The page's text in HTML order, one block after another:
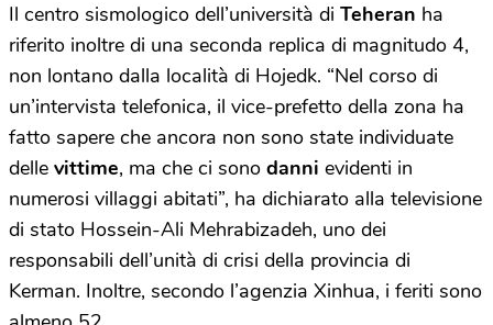
Il centro sismologico dell’università di Teheran ha
riferito inoltre di una seconda replica di magnitudo 4,
non lontano dalla località di Hojedk. “Nel corso di
un’intervista telefonica, il vice-prefetto della zona ha
fatto sapere che ancora non sono state individuate
delle vittime, ma che ci sono danni evidenti in
numerosi villaggi abitati”, ha dichiarato alla televisione
di stato Hossein-Ali Mehrabizadeh, uno dei
responsabili dell’unità di crisi della provincia di
Kerman. Inoltre, secondo l’agenzia Xinhua, i feriti sono